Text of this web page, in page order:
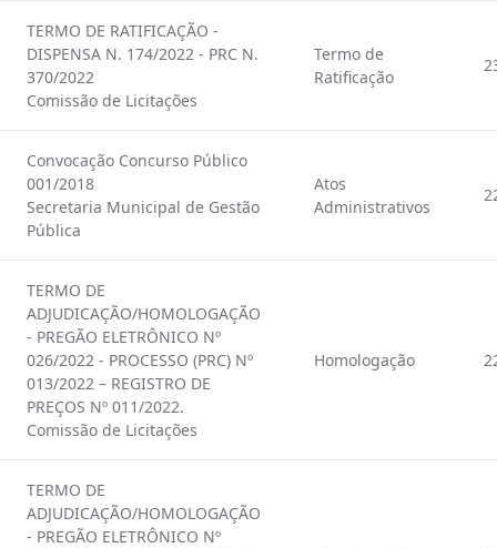
TERMO DE RATIFICAÇÃO -
DISPENSA N. 174/2022 - PRC N.
370/2022
Comissão de Licitações
Termo de
Ratificação
Convocação Concurso Público
001/2018
Secretaria Municipal de Gestão
Pública
Atos
Administrativos
TERMO DE
ADJUDICAÇÃO/HOMOLOGAÇÃO
- PREGÃO ELETRÔNICO Nº
026/2022 - PROCESSO (PRC) Nº
013/2022 – REGISTRO DE
PREÇOS Nº 011/2022.
Comissão de Licitações
Homologação
TERMO DE
ADJUDICAÇÃO/HOMOLOGAÇÃO
- PREGÃO ELETRÔNICO Nº